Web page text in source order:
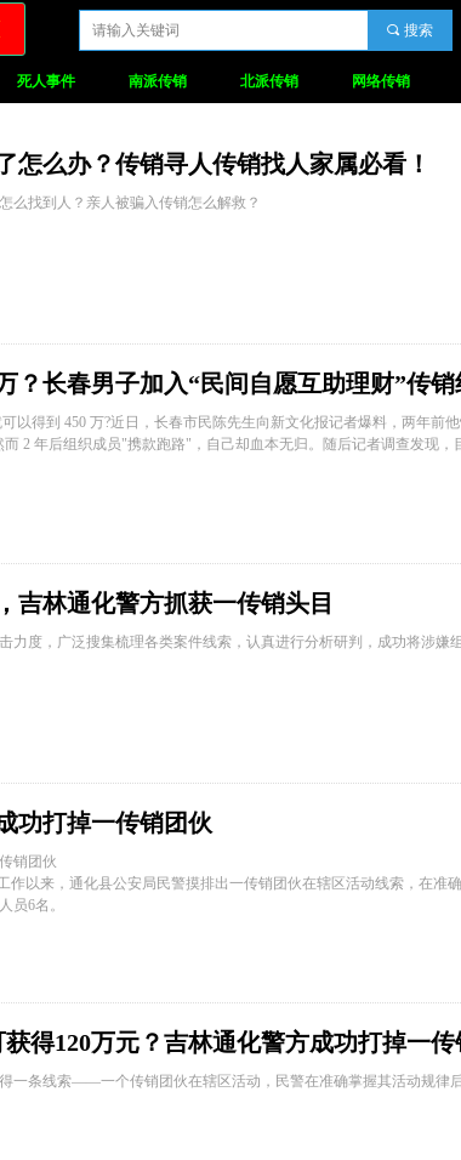
死人事件 南派传销 北派传销 网络传销
끠 搜索
怎么办？传销寻人传销找人家属必看！
么找到人？亲人被骗入传销怎么解救？
？长春男子加入“民间自愿互助理财”传
可以得到 450 万?近日，长春市民陈先生向新文化报记者爆料，两年前
2 年后组织成员"携款跑路"，自己却血本无归。随后记者调查发现
吉林通化警方抓获一传销头目
力度，广泛搜集梳理各类案件线索，认真进行分析研判，成功将涉嫌
功打掉一传销团伙
销团伙
以来，通化县公安局民警摸排出一传销团伙在辖区活动线索，在准
员6名。
获得120万元？吉林通化警方成功打掉一
一条线索——一个传销团伙在辖区活动，民警在准确掌握其活动规律